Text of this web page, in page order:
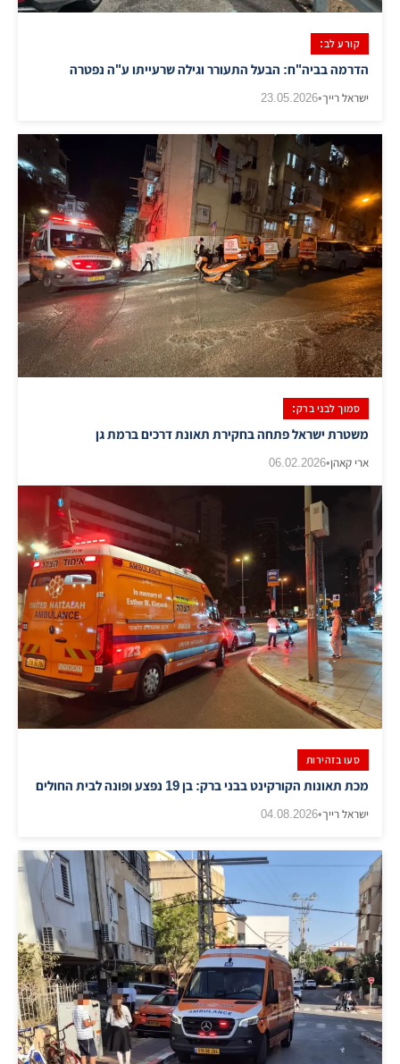
קורע לב:
הדרמה בביה"ח: הבעל התעורר וגילה שרעייתו ע"ה נפטרה
ישראל רייך•
23.05.2026
סמוך לבני ברק:
משטרת ישראל פתחה בחקירת תאונת דרכים ברמת גן
ארי קאהן•
06.02.2026
סעו בזהירות
מכת תאונות הקורקינט בבני ברק: בן 19 נפצע ופונה לבית החולים
ישראל רייך•
04.08.2026